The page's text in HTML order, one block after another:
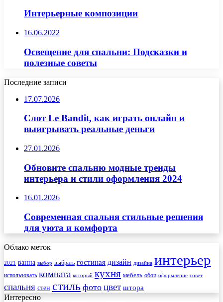
Интерьерные композиции
16.06.2022
Освещение для спальни: Подсказки и
полезные советы
Последние записи
17.07.2026
Слот Le Bandit, как играть онлайн и
выигрывать реальные деньги
27.01.2026
Обновите спальню модные тренды
интерьера и стили оформления 2024
16.01.2026
Современная спальня стильные решения
для уюта и комфорта
Облако меток
2021 ванна выбор выбрать гостиная дизайн дизайна интерьер
использовать комната который кухня мебель обои оформление совет
спальня стен стиль фото цвет штора
Интересно